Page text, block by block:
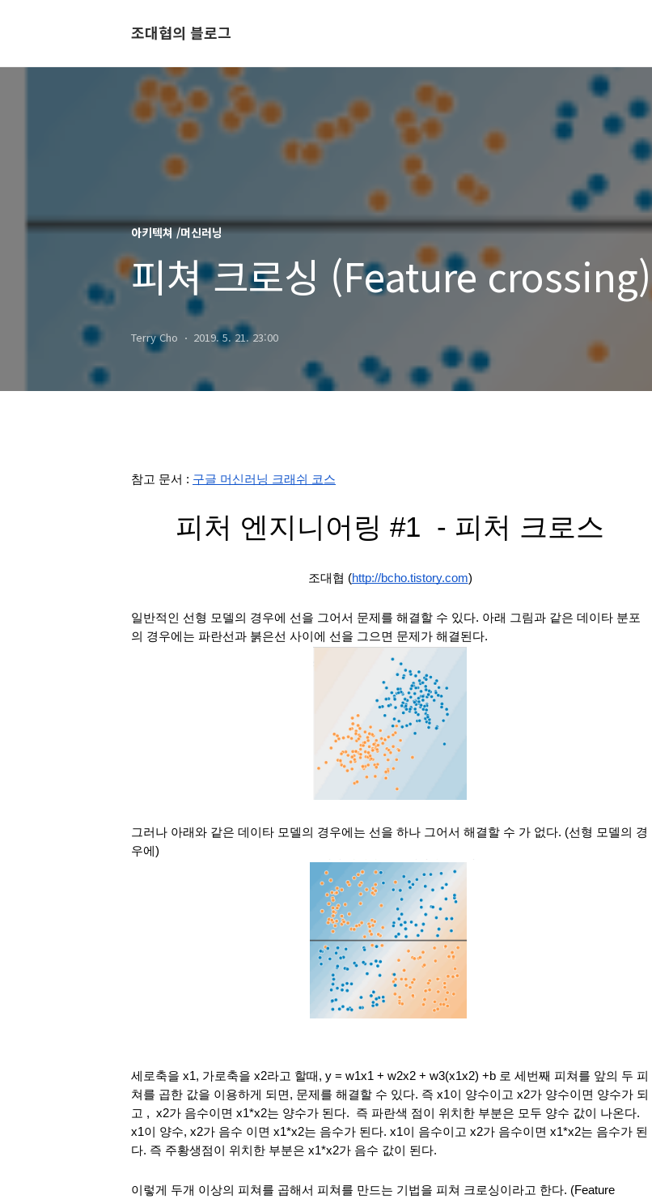
조대협의 블로그
아키텍쳐 /머신러닝
피쳐 크로싱 (Feature crossing)
Terry Cho 2019. 5. 21. 23:00
참고 문서 : 구글 머신러닝 크래쉬 코스
피처 엔지니어링 #1  - 피처 크로스
조대협 (http://bcho.tistory.com)
일반적인 선형 모델의 경우에 선을 그어서 문제를 해결할 수 있다. 아래 그림과 같은 데이타 분포
의 경우에는 파란선과 붉은선 사이에 선을 그으면 문제가 해결된다.
그러나 아래와 같은 데이타 모델의 경우에는 선을 하나 그어서 해결할 수 가 없다. (선형 모델의 경
우에)
세로축을 x1, 가로축을 x2라고 할때, y = w1x1 + w2x2 + w3(x1x2) +b 로 세번째 피쳐를 앞의 두 피
쳐를 곱한 값을 이용하게 되면, 문제를 해결할 수 있다. 즉 x1이 양수이고 x2가 양수이면 양수가 되
고 ,  x2가 음수이면 x1*x2는 양수가 된다.  즉 파란색 점이 위치한 부분은 모두 양수 값이 나온다.
x1이 양수, x2가 음수 이면 x1*x2는 음수가 된다. x1이 음수이고 x2가 음수이면 x1*x2는 음수가 된
다. 즉 주황생점이 위치한 부분은 x1*x2가 음수 값이 된다.
이렇게 두개 이상의 피쳐를 곱해서 피쳐를 만드는 기법을 피쳐 크로싱이라고 한다. (Feature